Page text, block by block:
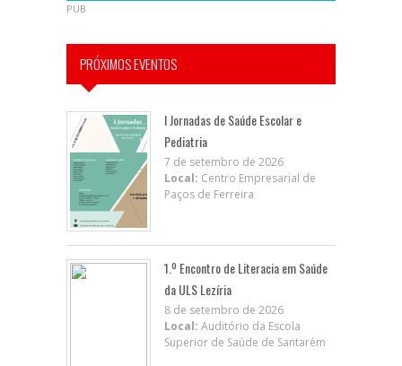
PUB
PRÓXIMOS EVENTOS
I Jornadas de Saúde Escolar e
Pediatria
7 de setembro de 2026
Local: Centro Empresarial de
Paços de Ferreira
1.º Encontro de Literacia em Saúde
da ULS Lezíria
8 de setembro de 2026
Local: Auditório da Escola
Superior de Saúde de Santarém